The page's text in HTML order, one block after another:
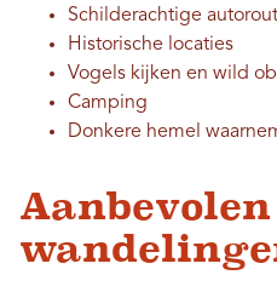
Schilderachtige
Historische locaties
Vogels kijken en wild
Camping
Donkere hemel
Aanbevolen